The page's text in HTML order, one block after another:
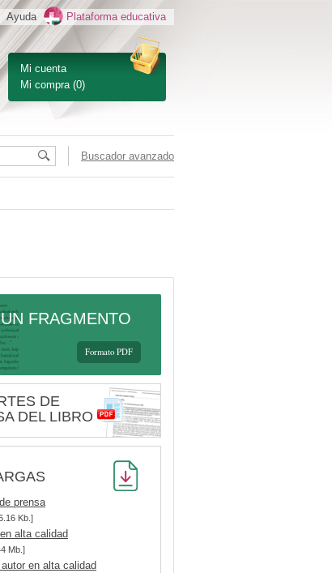
Mi cuenta
Mi compra (0)
Ayuda Plataforma educativa
Buscador avanzado
FRAGMENTO
Formato PDF
DE
DEL LIBRO
prensa
Kb.]
alta calidad
Mb.]
en alta calidad